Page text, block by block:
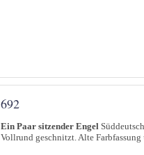
692
Ein Paar sitzender Engel
Vollrund geschnitzt. Alte